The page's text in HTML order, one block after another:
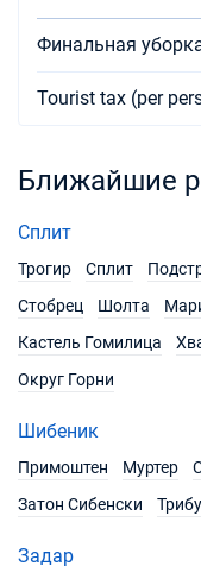
Финальная
Tourist tax (per
Ближайшие
Сплит
Трогир
Сплит
Стобрец
Шолта
Кастель Гомилица
Округ Горни
Шибеник
Примоштен
Муртер
Затон Сибенски
Задар